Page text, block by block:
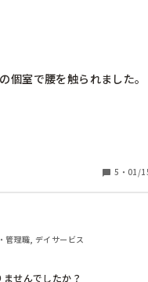
個室で腰を触られました。
5 ・ 01/
管理職, デイサービス
ませんでしたか？